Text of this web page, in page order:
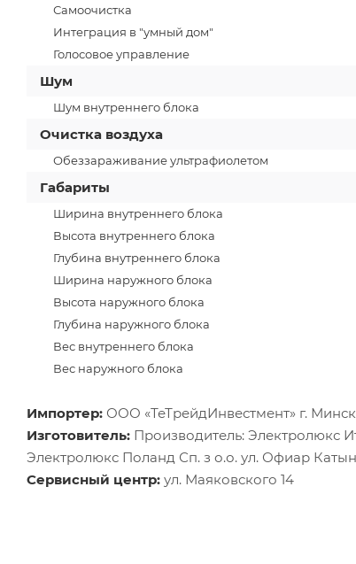
Самоочистка
Интеграция в "умный дом"
Голосовое управление
Шум
Шум внутреннего блока
Очистка воздуха
Обеззараживание ультрафиолетом
Габариты
Ширина внутреннего блока
Высота внутреннего блока
Глубина внутреннего блока
Ширина наружного блока
Высота наружного блока
Глубина наружного блока
Вес внутреннего блока
Вес наружного блока
Импортер: ООО «ТеТрейдИнвестмент» г.
Изготовитель: Производитель: Электролюкс
Электролюкс Поланд Сп. з о.о. ул. Офиар
Сервисный центр: ул. Маяковского 14